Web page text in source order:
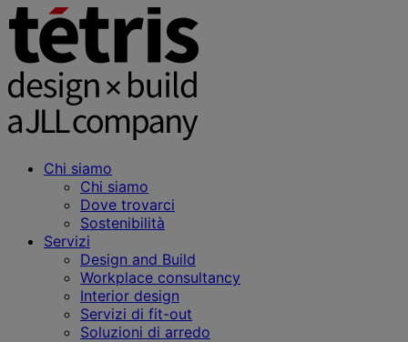
Chi siamo
Chi siamo
Dove trovarci
Sostenibilità
Servizi
Design and Build
Workplace consultancy
Interior design
Servizi di fit-out
Soluzioni di arredo